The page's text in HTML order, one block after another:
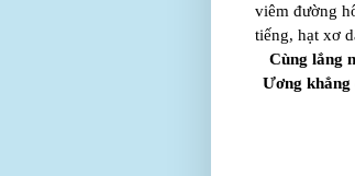
viêm đường
tiếng, hạt xơ
Cùng lắng
Ương khẳng